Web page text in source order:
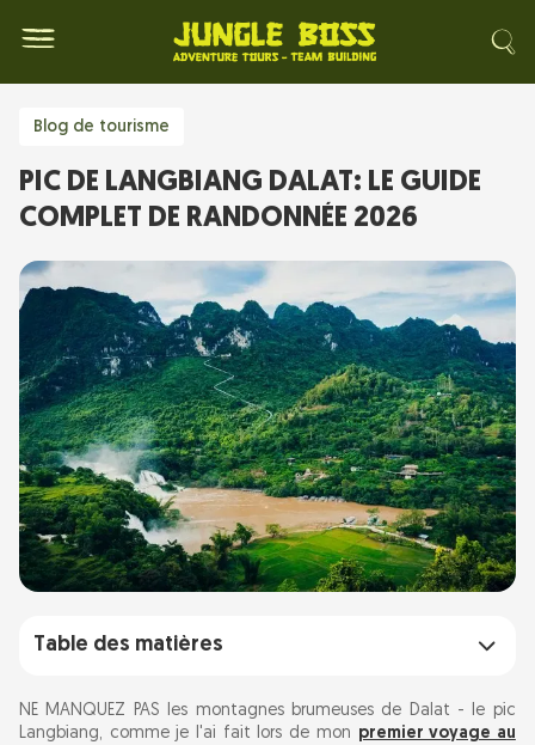
Blog de tourisme
PIC DE LANGBIANG DALAT: LE GUIDE
COMPLET DE RANDONNÉE 2026
Table des matières
1. Se rendre au pic Langbiang : un trajet
pittoresque depuis Dalat
NE MANQUEZ PAS les montagnes brumeuses de Dalat - le pic
Langbiang, comme je l'ai fait lors de mon premier voyage au